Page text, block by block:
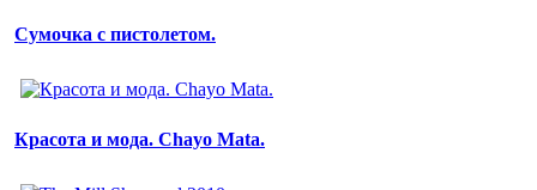
Сумочка с пистолетом.
Красота и мода. Chayo Mata.